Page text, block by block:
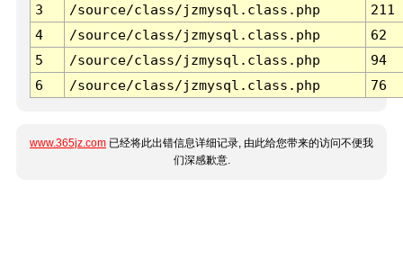
3 /source/class/jzmysql.class.php
211
4
/source/class/jzmysql.class.php
62
5
/source/class/jzmysql.class.php
94
6
/source/class/jzmysql.class.php 76
www.365jz.com 已经将此出错信息详细记录, 由此给您带来的访问不便我
们深感歉意.